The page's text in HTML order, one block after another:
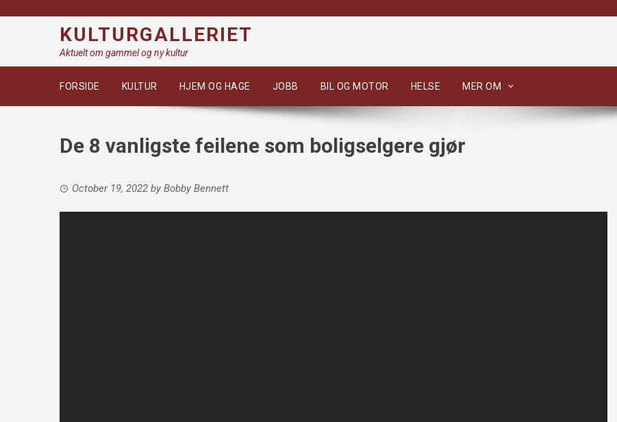
KULTURGALLERIET
Aktuelt om gammel og ny kultur
FORSIDE KULTUR HJEM OG HAGE JOBB BIL OG MOTOR HELSE MER OM
De 8 vanligste feilene som boligselgere gjør
October 19, 2022 by Bobby Bennett